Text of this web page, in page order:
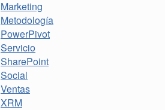
Marketing
Metodología
PowerPivot
Servicio
SharePoint
Social
Ventas
XRM